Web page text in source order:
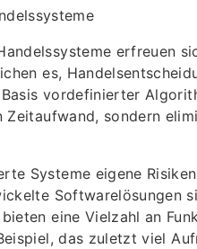
erfreuen
es,
vordefinierter
sondern
Systeme eigene
Softwarelösungen
eine Vielzahl an
das zuletzt viel